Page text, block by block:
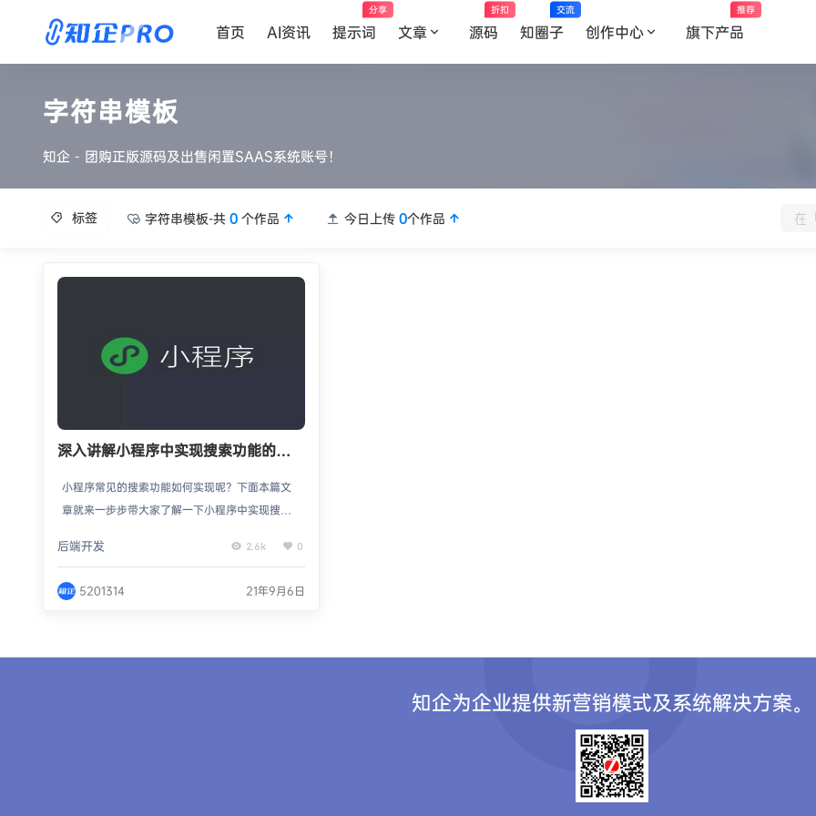
首页 AI资讯 提示词
分享
文章 源码
折扣
知圈子
交流
创作中心 旗下产品
推荐
字符串模板
知企 - 团购正版源码及出售闲置SAAS系统账号！
标签 字符串模板-共 0 个作品 今日上传 0个作品
深入讲解小程序中实现搜索功能的方
小程序常见的搜索功能如何实现呢？下面本篇文
章就来一步步带大家了解一下小程序中实现搜索
序开发的过程中，基本上都会配备有搜索功能，
过一段时间的学习，我已经学会比较全面的搜索
后端开发 2.6k 0
5201314 21年9月6日
知企为企业提供新营销模式及系统解决方案。